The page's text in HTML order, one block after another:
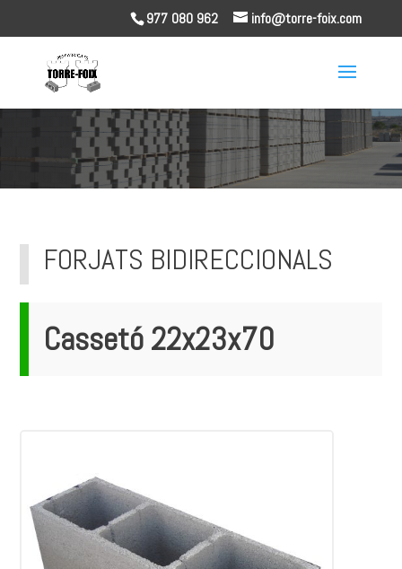
977 080 962 info@torre-foix.com
FORJATS BIDIRECCIONALS
Cassetó 22x23x70